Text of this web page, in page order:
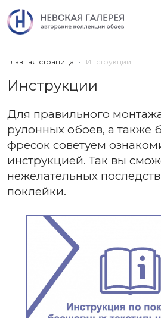
Главная страница Инструкции
Инструкции
Для правильного
рулонных обоев, а также
фресок советуем
инструкцией. Так вы
нежелательных
поклейки.